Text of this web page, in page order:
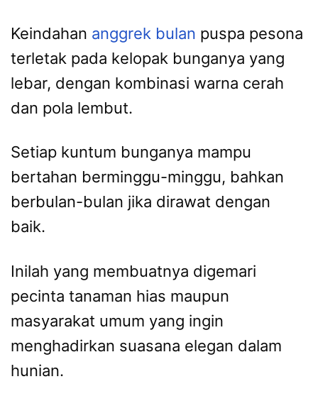
Keindahan anggrek bulan puspa pesona
terletak pada kelopak bunganya yang
lebar, dengan kombinasi warna cerah
dan pola lembut.
Setiap kuntum bunganya mampu
bertahan berminggu-minggu, bahkan
berbulan-bulan jika dirawat dengan
baik.
Inilah yang membuatnya digemari
pecinta tanaman hias maupun
masyarakat umum yang ingin
menghadirkan suasana elegan dalam
hunian.